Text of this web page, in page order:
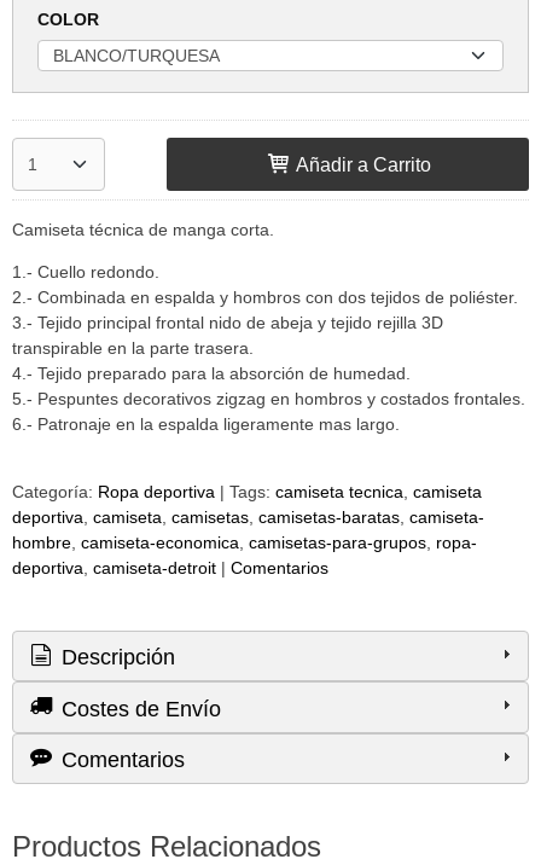
COLOR
Añadir a Carrito
Camiseta técnica de manga corta.
1.- Cuello redondo.
2.- Combinada en espalda y hombros con dos tejidos de poliéster.
3.- Tejido principal frontal nido de abeja y tejido rejilla 3D
transpirable en la parte trasera.
4.- Tejido preparado para la absorción de humedad.
5.- Pespuntes decorativos zigzag en hombros y costados frontales.
6.- Patronaje en la espalda ligeramente mas largo.
Categoría: Ropa deportiva | Tags: camiseta tecnica camiseta
deportiva camiseta camisetas camisetas-baratas camiseta-
hombre camiseta-economica camisetas-para-grupos ropa-
deportiva camiseta-detroit | Comentarios
Descripción
Costes de Envío
Comentarios
Productos Relacionados